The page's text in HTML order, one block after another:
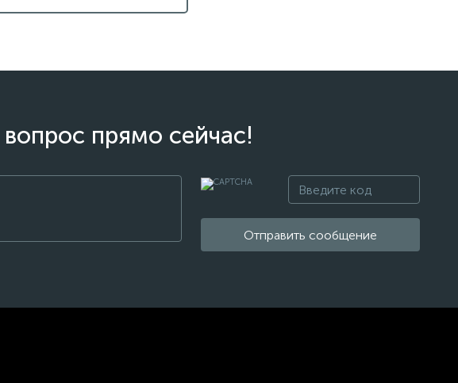
прямо сейчас!
Отправить сообщение